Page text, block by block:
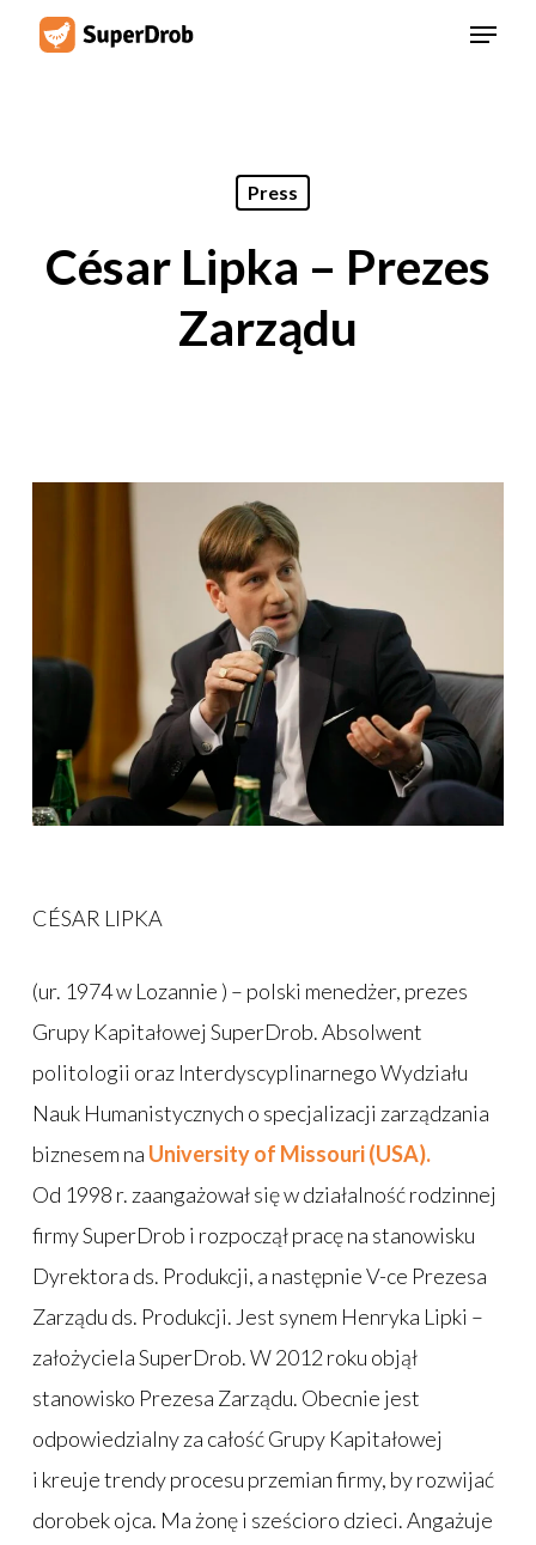
Menu
Press
César Lipka – Prezes
Zarządu
CÉSAR LIPKA
(ur. 1974 w Lozannie ) – polski menedżer, prezes
Grupy Kapitałowej SuperDrob. Absolwent
politologii oraz Interdyscyplinarnego Wydziału
Nauk Humanistycznych o specjalizacji zarządzania
biznesem na University of Missouri (USA).
Od 1998 r. zaangażował się w działalność rodzinnej
firmy SuperDrob i rozpoczął pracę na stanowisku
Dyrektora ds. Produkcji, a następnie V-ce Prezesa
Zarządu ds. Produkcji. Jest synem Henryka Lipki –
założyciela SuperDrob. W 2012 roku objął
stanowisko Prezesa Zarządu. Obecnie jest
odpowiedzialny za całość Grupy Kapitałowej
i kreuje trendy procesu przemian firmy, by rozwijać
dorobek ojca. Ma żonę i sześcioro dzieci. Angażuje